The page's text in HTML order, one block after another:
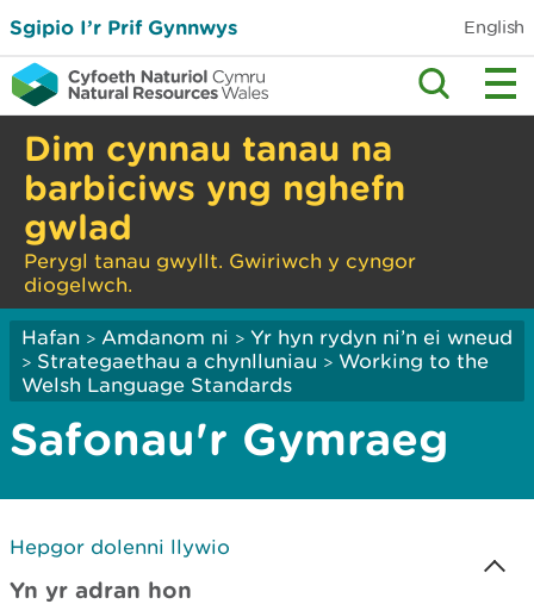
Sgipio I’r Prif Gynnwys English
Dim cynnau tanau na
barbiciws yng nghefn
gwlad
Perygl tanau gwyllt. Gwiriwch y cyngor
diogelwch.
Hafan > Amdanom ni > Yr hyn rydyn ni’n ei wneud
> Strategaethau a chynlluniau > Working to the
Welsh Language Standards
Safonau'r Gymraeg
Hepgor dolenni llywio
Yn yr adran hon